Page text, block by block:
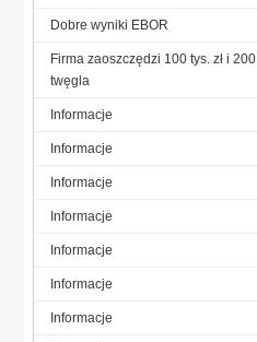
Dobre wyniki EBOR
Firma zaoszczędzi 100 tys. zł i 200
twęgla
Informacje
Informacje
Informacje
Informacje
Informacje
Informacje
Informacje